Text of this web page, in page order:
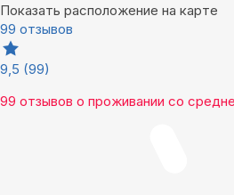
Показать расположение на карте
99 отзывов
9,5 (99)
99 отзывов о проживании со